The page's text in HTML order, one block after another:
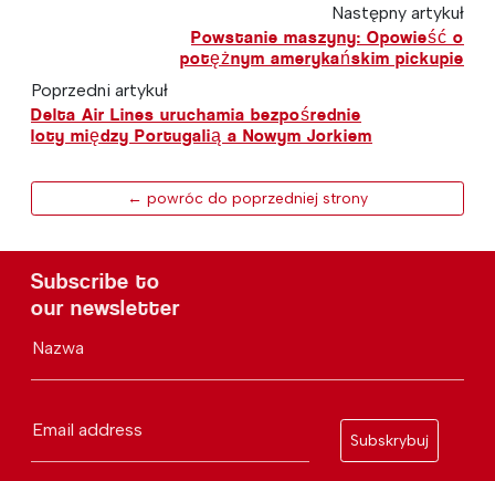
Następny artykuł
Powstanie maszyny: Opowieść o
potężnym amerykańskim pickupie
Poprzedni artykuł
Delta Air Lines uruchamia bezpośrednie
loty między Portugalią a Nowym Jorkiem
← powróc do poprzedniej strony
Subscribe to
our newsletter
Nazwa
Email address
Subskrybuj